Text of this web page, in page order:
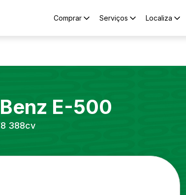
Comprar Serviços Localiza
E-500
388cv